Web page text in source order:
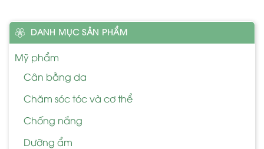
DANH MỤC SẢN PHẨM
Mỹ phẩm
Cân bằng da
Chăm sóc tóc và cơ thể
Chống nắng
Dưỡng ẩm